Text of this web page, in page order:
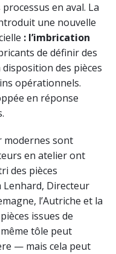
en aval. La
une nouvelle
: l’imbrication
de définir des
des pièces
opérationnels.
en réponse
modernes sont
en atelier ont
des pièces
Lenhard, Directeur
l’Autriche et la
issues de
tôle peut
— mais cela peut